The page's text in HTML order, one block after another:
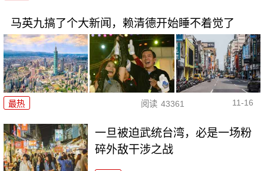
马英九搞了个大新闻，赖清德开始睡不着觉了
最热 阅读 43361 11-16
一旦被迫武统台湾，必是一场粉
碎外敌干涉之战